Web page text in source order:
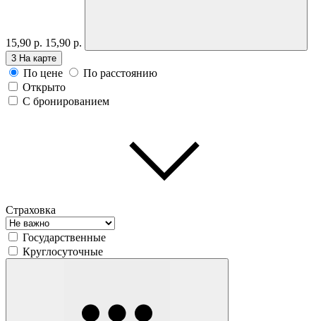
15,90 р. 15,90 р.
3 На карте
По цене
По расстоянию
Открыто
С бронированием
Страховка
Государственные
Круглосуточные